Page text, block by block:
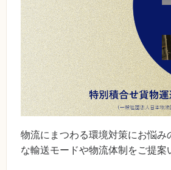
物流にまつわる環境対策にお悩
な輸送モードや物流体制をご提案